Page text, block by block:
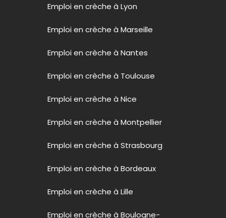
Emploi en crèche à Lyon
Emploi en crèche à Marseille
Emploi en crèche à Nantes
Emploi en crèche à Toulouse
Emploi en crèche à Nice
Emploi en crèche à Montpellier
Emploi en crèche à Strasbourg
Emploi en crèche à Bordeaux
Emploi en crèche à Lille
Emploi en crèche à Boulogne-